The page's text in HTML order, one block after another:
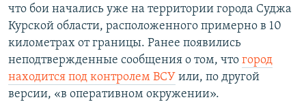
что бои начались уже на территории города Суджа
Курской области, расположенного примерно в 10
километрах от границы. Ранее появились
неподтвержденные сообщения о том, что город
находится под контролем ВСУ или, по другой
версии, «в оперативном окружении».